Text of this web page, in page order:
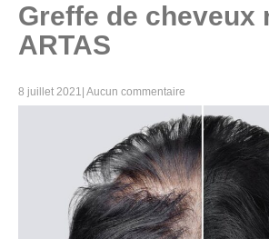
Greffe de cheveux
ARTAS
8 juillet 2021 Aucun commentaire